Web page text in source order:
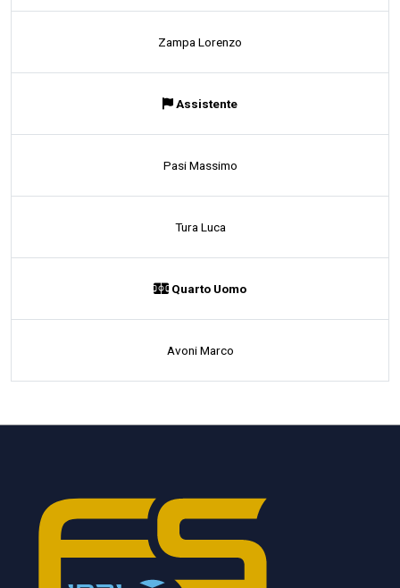
Zampa Lorenzo
Assistente
Pasi Massimo
Tura Luca
Quarto Uomo
Avoni Marco